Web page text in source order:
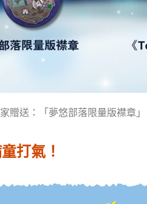
贈送：「夢悠部落限量版襟章
打氣！